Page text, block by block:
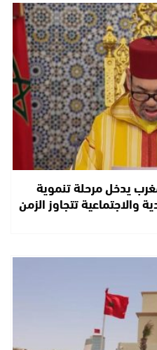
يدخل مرحلة تنموية
والاجتماعية تتجاوز الزمن